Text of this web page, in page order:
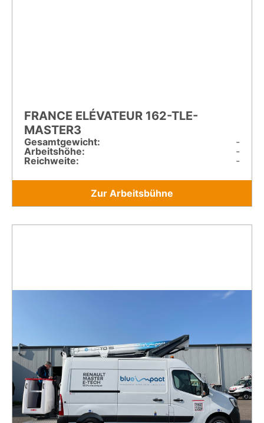
FRANCE ELÉVATEUR 162-TLE-
MASTER3
Gesamt­gewicht:
-
Arbeitshöhe:
-
Reichweite:
-
Zur Arbeitsbühne